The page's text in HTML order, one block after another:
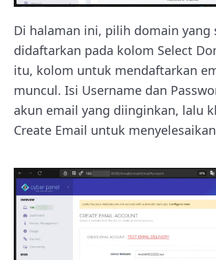
Di halaman ini, pilih domain yang
didaftarkan pada kolom Select
itu, kolom untuk mendaftarkan
muncul. Isi Username dan
akun email yang diinginkan, lalu
Create Email untuk